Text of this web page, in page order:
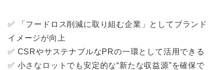
✅ 「フードロス削減に取り組む企業」としてブランド
イメージが向上
✅ CSRやサステナブルなPRの一環として活用できる
✅ 小さなロットでも安定的な“新たな収益源”を確保で